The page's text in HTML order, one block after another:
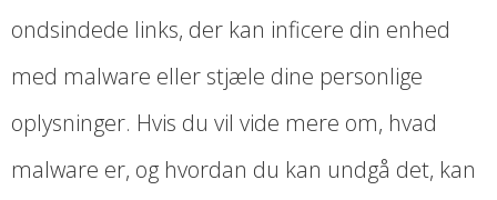
ondsindede links, der kan inficere din enhed
med malware eller stjæle dine personlige
oplysninger. Hvis du vil vide mere om, hvad
malware er, og hvordan du kan undgå det, kan